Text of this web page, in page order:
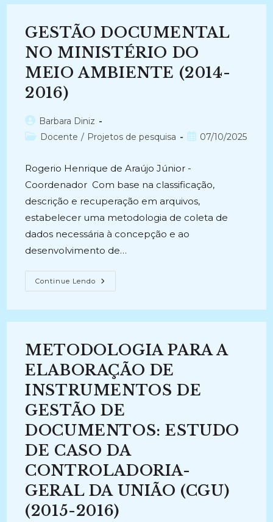
À
DOCUMENTOS
DO
MINISTÉRIO
DA
SAÚDE
(MS)
GESTÃO DOCUMENTAL
NO MINISTÉRIO DO
MEIO AMBIENTE (2014-
2016)
Autor
do
Barbara Diniz
Categoria
Docente / Projetos de pesquisa
Post07/10/2025
Rogerio Henrique de Araújo Júnior -
Coordenador Com base na classificação,
descrição e recuperação em arquivos,
estabelecer uma metodologia de coleta de
dados necessária à concepção e ao
desenvolvimento de…
Continue Lendo GESTÃO
DOCUMENTAL
MEIO
2016)
METODOLOGIA PARA A
ELABORAÇÃO DE
INSTRUMENTOS DE
GESTÃO DE
DOCUMENTOS: ESTUDO
DE CASO DA
CONTROLADORIA-
GERAL DA UNIÃO (CGU)
(2015-2016)